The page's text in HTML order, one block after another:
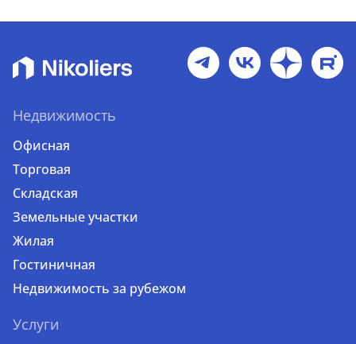
Недвижимость
Офисная
Торговая
Складская
Земельные участки
Жилая
Гостиничная
Недвижимость за рубежом
Услуги